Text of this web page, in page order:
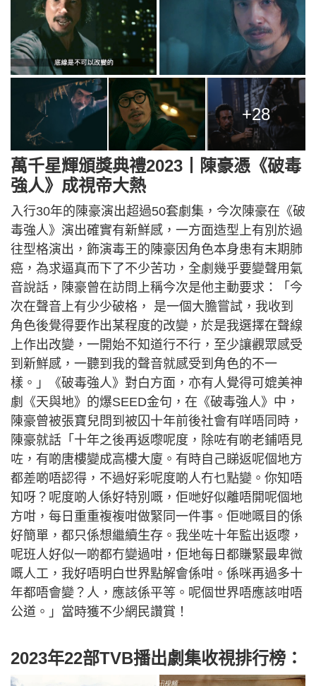
+28
萬千星輝頒獎典禮2023丨陳豪憑《破毒
強人》成視帝大熱
入行30年的陳豪演出超過50套劇集，今次陳豪在《破
毒強人》演出確實有新鮮感，一方面造型上有別於過
往型格演出，飾演毒王的陳豪因角色本身患有末期肺
癌，為求逼真而下了不少苦功，全劇幾乎要變聲用氣
音說話，陳豪曾在訪問上稱今次是他主動要求：「今
次在聲音上有少少破格， 是一個大膽嘗試，我收到
角色後覺得要作出某程度的改變，於是我選擇在聲線
上作出改變，一開始不知道行不行，至少讓觀眾感受
到新鮮感，一聽到我的聲音就感受到角色的不一
樣。」《破毒強人》對白方面，亦有人覺得可媲美神
劇《天與地》的爆SEED金句，在《破毒強人》中，
陳豪曾被張寶兒問到被囚十年前後社會有咩唔同時，
陳豪就話「十年之後再返嚟呢度，除咗有啲老鋪唔見
咗，有啲唐樓變成高樓大廈。有時自己睇返呢個地方
都差啲唔認得，不過好彩呢度啲人冇乜點變。你知唔
知呀？呢度啲人係好特別嘅，佢哋好似離唔開呢個地
方咁，每日重重複複咁做緊同一件事。佢哋嘅目的係
好簡單，都只係想繼續生存。我坐咗十年監出返嚟，
呢班人好似一啲都冇變過咁，佢地每日都賺緊最卑微
嘅人工，我好唔明白世界點解會係咁。係咪再過多十
年都唔會變？人，應該係平等。呢個世界唔應該咁唔
公道。」當時獲不少網民讚賞！
2023年22部TVB播出劇集收視排行榜：